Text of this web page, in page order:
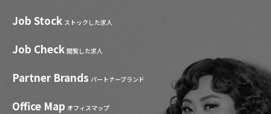
Job Stock ストックした求人
Job Check 閲覧した求人
Partner Brands パートナーブランド
Office Map オフィスマップ